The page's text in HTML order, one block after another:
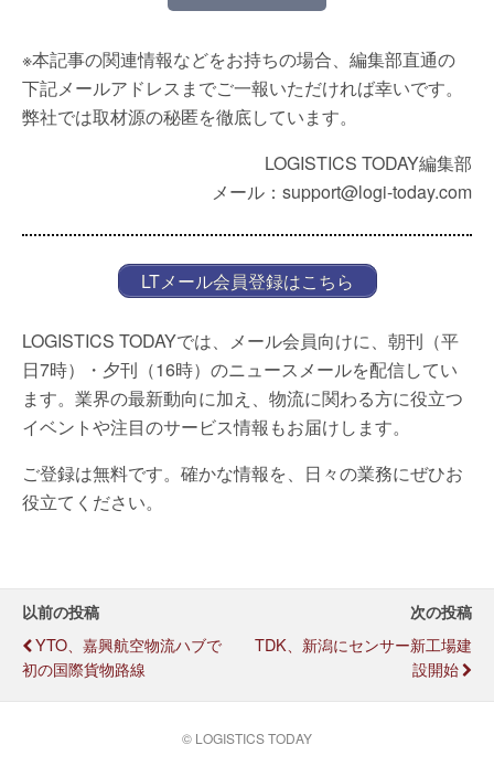
※本記事の関連情報などをお持ちの場合、編集部直通の
下記メールアドレスまでご一報いただければ幸いです。
弊社では取材源の秘匿を徹底しています。
LOGISTICS TODAY編集部
メール：support@logi-today.com
LTメール会員登録はこちら
LOGISTICS TODAYでは、メール会員向けに、朝刊（平
日7時）・夕刊（16時）のニュースメールを配信してい
ます。業界の最新動向に加え、物流に関わる方に役立つ
イベントや注目のサービス情報もお届けします。
ご登録は無料です。確かな情報を、日々の業務にぜひお
役立てください。
以前の投稿
YTO、嘉興航空物流ハブで
初の国際貨物路線
次の投稿
TDK、新潟にセンサー新工場建
設開始
© LOGISTICS TODAY